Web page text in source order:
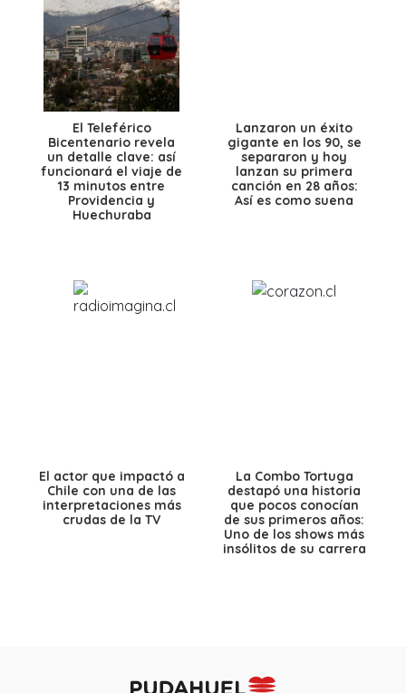
El Teleférico
Bicentenario revela
un detalle clave: así
funcionará el viaje de
13 minutos entre
Providencia y
Huechuraba
Lanzaron un éxito
gigante en los 90, se
separaron y hoy
lanzan su primera
canción en 28 años:
Así es como suena
El actor que impactó a
Chile con una de las
interpretaciones más
crudas de la TV
La Combo Tortuga
destapó una historia
que pocos conocían
de sus primeros años:
Uno de los shows más
insólitos de su carrera